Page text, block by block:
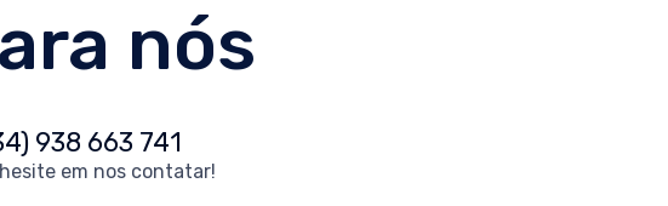
nós
938 663 741
em nos contatar!